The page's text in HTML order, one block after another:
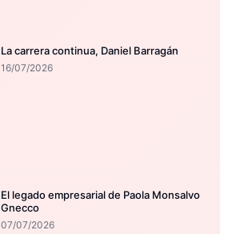
La carrera continua, Daniel Barragán
16/07/2026
El legado empresarial de Paola Monsalvo
Gnecco
07/07/2026